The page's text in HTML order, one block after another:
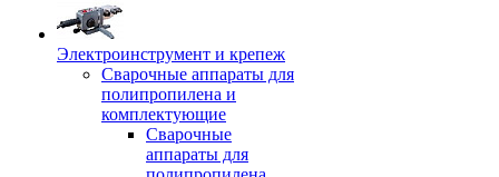
Электроинструмент и крепеж
Сварочные аппараты для
полипропилена и
комплектующие
Сварочные
аппараты для